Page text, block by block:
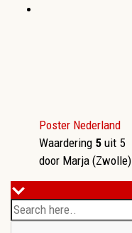
Poster Nederland
Waardering 5 uit 5
door Marja (Zwolle)